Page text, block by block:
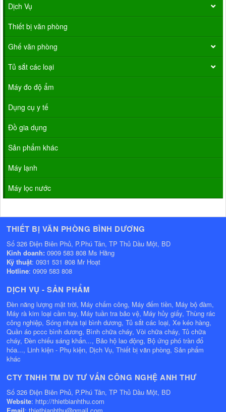
Dịch Vụ
Thiết bị văn phòng
Ghế văn phòng
Tủ sắt các loại
Máy đo độ ẩm
Dụng cụ y tế
Đồ gia dụng
Sản phẩm khác
Máy lạnh
Máy lọc nước
THIẾT BỊ VĂN PHÒNG BÌNH DƯƠNG
Số 326 Điện Biên Phủ, P.Phú Tân, TP Thủ Dầu Một, BD
Kinh doanh: 0909 583 808 Ms Hằng
Kỹ thuật: 0931 531 808 Mr Hoạt
Hotline: 0909 583 808
DỊCH VỤ - SẢN PHẨM
Đèn năng lượng mặt trời, Máy chấm công, Máy đếm tiền, Máy bộ đàm,
Máy rà kim loại cầm tay, Máy tuần tra bảo vệ, Máy hủy giấy, Thùng rác
công nghiệp, Sóng nhựa tại bình dương, Tủ sắt các loại, Xe kéo hàng,
Quần áo pccc bình dương, Bình chữa cháy, Vòi chữa cháy, Tủ chữa
cháy, Đèn chiếu sáng khẩn..., Bảo hộ lao động, Bộ ứng phó tràn đổ
hóa..., Linh kiện - Phụ kiện, Dịch Vụ, Thiết bị văn phòng, Sản phẩm
khác
CTY TNHH TM DV TƯ VẤN CÔNG NGHỆ ANH THƯ
Số 326 Điện Biên Phủ, P.Phú Tân, TP Thủ Dầu Một, BD
Website: http://thietbianhthu.com